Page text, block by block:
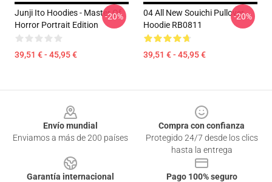
Junji Ito Hoodies - Master Of
Horror Portrait Edition
39,51 € - 45,95 €
-20%
04 All New Souichi Pullover
Hoodie RB0811
39,51 € - 45,95 €
-20%
Envío mundial
Enviamos a más de 200 países
Compra con confianza
Protegido 24/7 desde los clics
hasta la entrega
Garantía internacional
Pago 100% seguro